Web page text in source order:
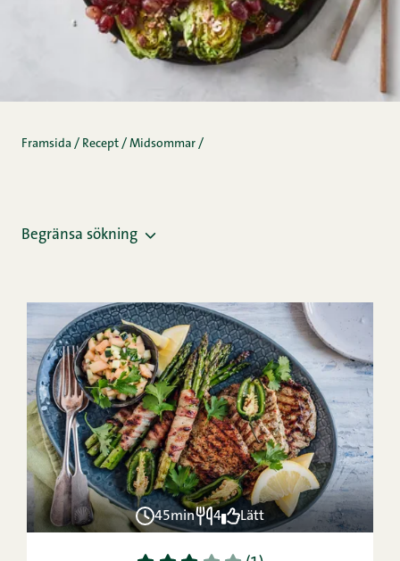
Framsida / Recept / Midsommar /
Begränsa sökning
45min 4 Lätt